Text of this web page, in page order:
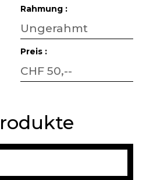
Rahmung :
Ungerahmt
Preis :
CHF 50,--